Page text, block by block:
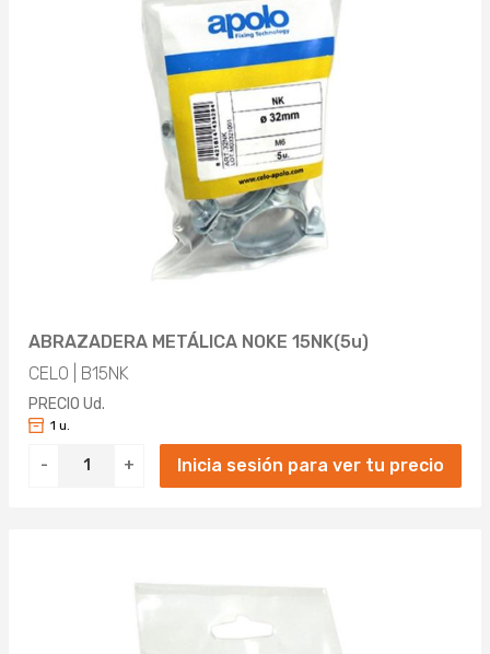
ABRAZADERA METÁLICA NOKE 15NK(5u)
CELO | B15NK
PRECIO Ud.
- +
1 u.
Inicia sesión para ver tu precio